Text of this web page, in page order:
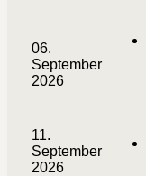
06.
September
2026
11.
September
2026